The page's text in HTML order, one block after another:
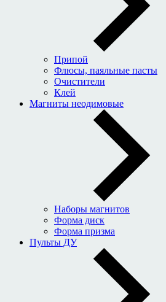
Припой
Флюсы, паяльные пасты
Очистители
Клей
Магниты неодимовые
Наборы магнитов
Форма диск
Форма призма
Пульты ДУ